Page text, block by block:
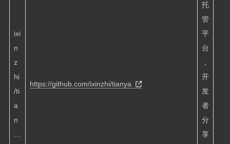
ixi
n
z
hi
/ti
a
n
https://github.com/ixinzhi/tianya
托
管
平
台
，
开
发
者
分
享